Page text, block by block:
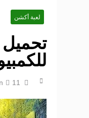
لعبة أكشن
11 شهر Ago